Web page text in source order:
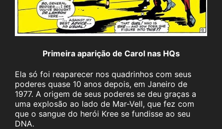
Primeira aparição de Carol nas HQs
Ela só foi reaparecer nos quadrinhos com seus
poderes quase 10 anos depois, em Janeiro de
1977. A origem de seus poderes se deu graças a
uma explosão ao lado de Mar-Vell, que fez com
que o sangue do herói Kree se fundisse ao seu
DNA.